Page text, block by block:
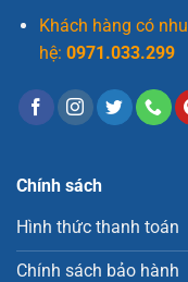
Khách hàng có
hệ: 0971.033.299
Chính sách
Hình thức thanh toán
Chính sách bảo hành